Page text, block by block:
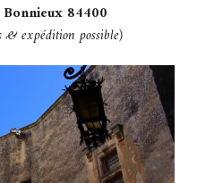
84400
expédition possible)